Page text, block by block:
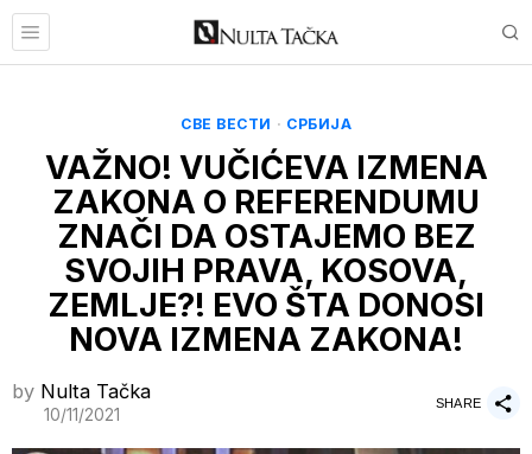
СВЕ ВЕСТИ · СРБИЈА
VAŽNO! VUČIĆEVA IZMENA
ZAKONA O REFERENDUMU
ZNAČI DA OSTAJEMO BEZ
SVOJIH PRAVA, KOSOVA,
ZEMLJE?! EVO ŠTA DONOSI
NOVA IZMENA ZAKONA!
by Nulta Tačka
10/11/2021
SHARE